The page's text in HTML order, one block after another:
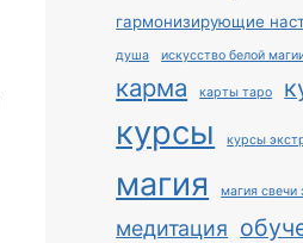
гармонизирующие
душа искусство белой
карма карты таро
курсы курсы
магия магия свечи
медитация